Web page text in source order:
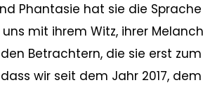
Phantasie hat sie die
mit ihrem Witz, ihrer
Betrachtern, die sie erst zum
wir seit dem Jahr 2017,